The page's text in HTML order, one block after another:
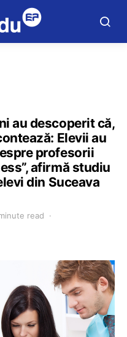
au descoperit că,
Elevii au
profesorii
afirmă studiu
din Suceava
read